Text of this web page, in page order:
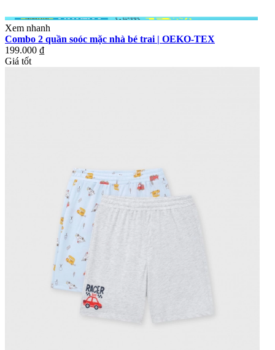
Xem nhanh
Combo 2 quần soóc mặc nhà bé trai | OEKO-TEX
199.000 ₫
Giá tốt